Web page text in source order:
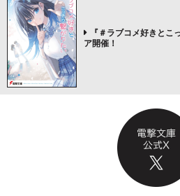
『＃ラブコメ好きとこ
ア開催！